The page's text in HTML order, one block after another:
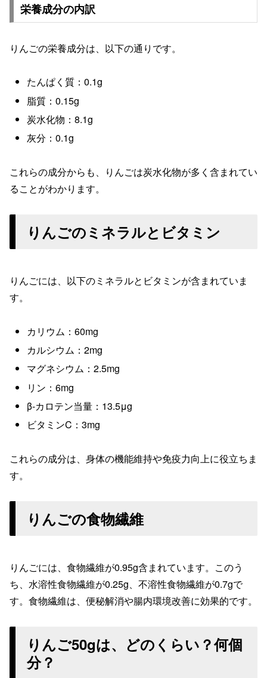
栄養成分の内訳
りんごの栄養成分は、以下の通りです。
たんぱく質：0.1g
脂質：0.15g
炭水化物：8.1g
灰分：0.1g
これらの成分からも、りんごは炭水化物が多く含まれてい
ることがわかります。
りんごのミネラルとビタミン
りんごには、以下のミネラルとビタミンが含まれていま
す。
カリウム：60mg
カルシウム：2mg
マグネシウム：2.5mg
リン：6mg
β-カロテン当量：13.5μg
ビタミンC：3mg
これらの成分は、身体の機能維持や免疫力向上に役立ちま
す。
りんごの食物繊維
りんごには、食物繊維が0.95g含まれています。このう
ち、水溶性食物繊維が0.25g、不溶性食物繊維が0.7gで
す。食物繊維は、便秘解消や腸内環境改善に効果的です。
りんご50gは、どのくらい？何個
分？